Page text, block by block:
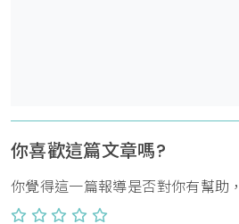
你喜歡這篇文章嗎?
你覺得這一篇報導是否對你有幫助